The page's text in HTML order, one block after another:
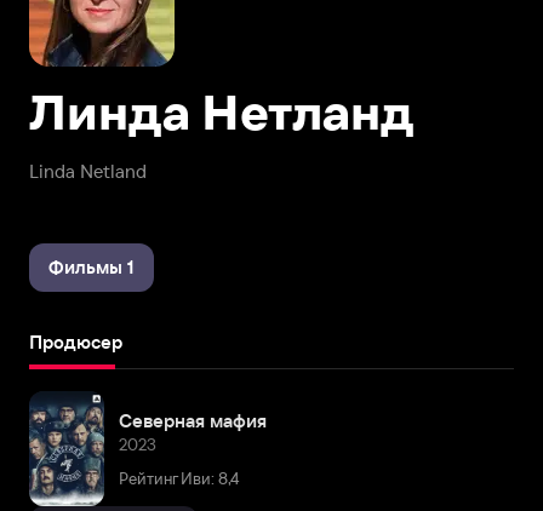
Linda Netland
Линда Нетланд
Фильмы 1
Продюсер
Северная мафия
2023
Рейтинг Иви: 8,4